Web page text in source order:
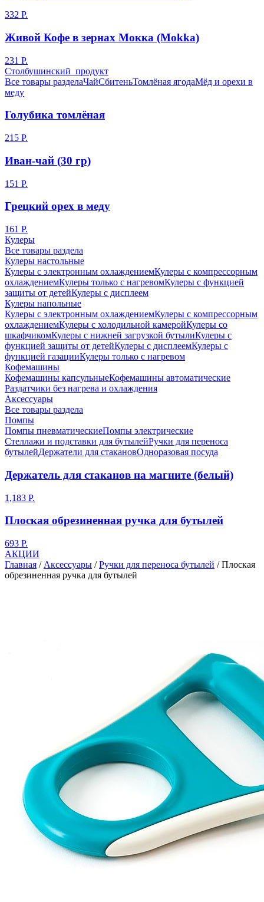
332 Р.
Живой Кофе в зернах Мокка (Mokka)
231 Р.
Столбушинский продукт
Все товары разделаЧайСбитеньТомлёная ягодаМёд и орехи в
меду
Голубика томлёная
215 Р.
Иван-чай (30 гр)
151 Р.
Грецкий орех в меду
161 Р.
Кулеры
Все товары раздела
Кулеры настольные
Кулеры с электронным охлаждениемКулеры с компрессорным
охлаждениемКулеры только с нагревомКулеры с функцией
защиты от детейКулеры с дисплеем
Кулеры напольные
Кулеры с электронным охлаждениемКулеры с компрессорным
охлаждениемКулеры с холодильной камеройКулеры со
шкафчикомКулеры с нижней загрузкой бутылиКулеры с
функцией защиты от детейКулеры с дисплеемКулеры с
функцией газацииКулеры только с нагревом
Кофемашины
Кофемашины капсульныеКофемашины автоматические
Раздатчики без нагрева и охлаждения
Аксессуары
Все товары раздела
Помпы
Помпы пневматическиеПомпы электрические
Стеллажи и подставки для бутылейРучки для переноса
бутылейДержатели для стакановОдноразовая посуда
Держатель для стаканов на магните (белый)
1,183 Р.
Плоская обрезиненная ручка для бутылей
693 Р.
АКЦИИ
Главная / Аксессуары /Ручки для переноса бутылей /Плоская
обрезиненная ручка для бутылей